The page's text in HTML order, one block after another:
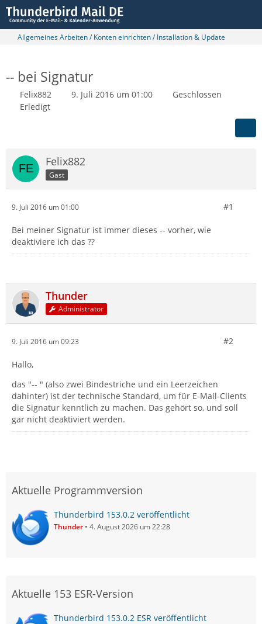
Allgemeines Arbeiten / Konten einrichten / Installation & Update
-- bei Signatur
Felix882 9. Juli 2016 um 01:00
Geschlossen
Erledigt
Felix882
Gast
9. Juli 2016 um 01:00 #1
Bei meiner Signatur ist immer dieses -- vorher, wie
deaktiviere ich das ??
Thunder
Administrator
9. Juli 2016 um 09:23 #2
Hallo,
das "-- " (also zwei Bindestriche und ein Leerzeichen
dahinter) ist der technische Standard, um für E-Mail-Clients
die Signatur kenntlich zu machen. Das gehört so, und soll
gar nicht deaktiviert werden.
Aktuelle Programmversion
Thunderbird 153.0.2 veröffentlicht
Thunder 4. August 2026 um 22:28
Aktuelle 153 ESR-Version
Thunderbird 153.0.2 ESR veröffentlicht